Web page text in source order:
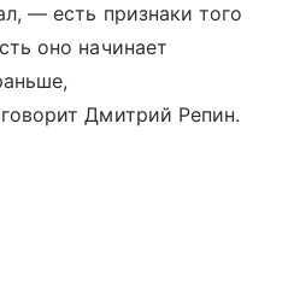
— есть признаки того
оно начинает
Дмитрий Репин.